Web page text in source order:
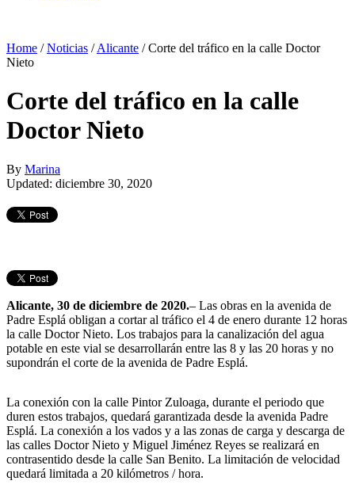
Home /Noticias /Alicante /Corte del tráfico en la calle Doctor
Nieto
Corte del tráfico en la calle
Doctor Nieto
By Marina
Updated: diciembre 30, 2020
Alicante, 30 de diciembre de 2020.– Las obras en la avenida de
Padre Esplá obligan a cortar al tráfico el 4 de enero durante 12 horas
la calle Doctor Nieto. Los trabajos para la canalización del agua
potable en este vial se desarrollarán entre las 8 y las 20 horas y no
supondrán el corte de la avenida de Padre Esplá.
La conexión con la calle Pintor Zuloaga, durante el periodo que
duren estos trabajos, quedará garantizada desde la avenida Padre
Esplá. La conexión a los vados y a las zonas de carga y descarga de
las calles Doctor Nieto y Miguel Jiménez Reyes se realizará en
contrasentido desde la calle San Benito. La limitación de velocidad
quedará limitada a 20 kilómetros / hora.